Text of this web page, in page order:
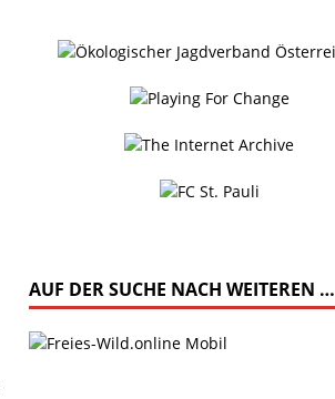
AUF DER SUCHE NACH WEITEREN …